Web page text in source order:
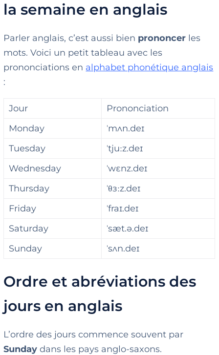
la semaine en anglais
Parler anglais, c’est aussi bien prononcer les
mots. Voici un petit tableau avec les
prononciations en alphabet phonétique anglais
:
Jour
Prononciation
Monday
ˈmʌn.deɪ
Tuesday
ˈtjuːz.deɪ
Wednesday
ˈwɛnz.deɪ
Thursday
ˈθɜːz.deɪ
Friday
ˈfraɪ.deɪ
Saturday
ˈsæt.ə.deɪ
Sunday
ˈsʌn.deɪ
Ordre et abréviations des
jours en anglais
L’ordre des jours commence souvent par
Sunday dans les pays anglo-saxons.